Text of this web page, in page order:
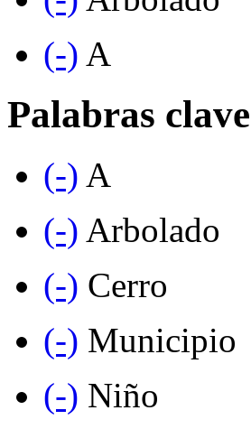
(-) A
Palabras clave
(-) A
(-) Arbolado
(-) Cerro
(-) Municipio
(-) Niño